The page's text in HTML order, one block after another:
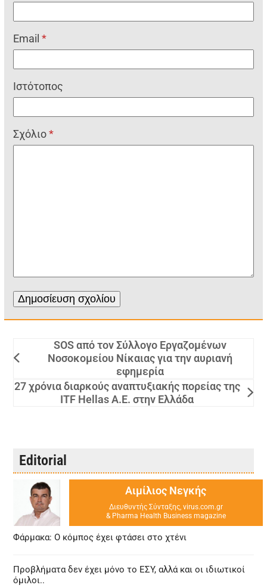
Email*
Ιστότοπος
Σχόλιο*
SOS από τον Σύλλογο Εργαζομένων
Νοσοκομείου Νίκαιας για την αυριανή
εφημερία
27 χρόνια διαρκούς αναπτυξιακής πορείας της
ITF Hellas Α.Ε. στην Ελλάδα
Editorial
Αιμίλιος Νεγκής
Διευθυντής Σύνταξης, virus.com.gr
& Pharma Health Business magazine
Φάρμακα: Ο κόμπος έχει φτάσει στο χτένι
Προβλήματα δεν έχει μόνο το ΕΣΥ, αλλά και οι ιδιωτικοί
όμιλοι..